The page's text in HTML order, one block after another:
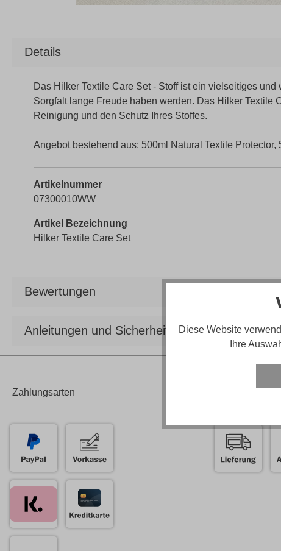
Details
Das Hilker Textile Care Set - Stoff ist ein vielseitiges
Sorgfalt lange Freude haben werden. Das Hilker Textile
Reinigung und den Schutz Ihres Stoffes.
Angebot bestehend aus: 500ml Natural Textile
Artikelnummer
07300010WW
Artikel Bezeichnung
Hilker Textile Care Set
Bewertungen
Anleitungen und Sicherheit
Zahlungsarten
Diese Website
Ihre